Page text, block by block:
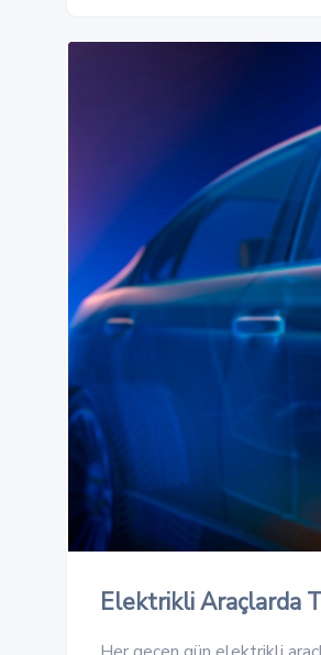
Elektrikli Araçlarda